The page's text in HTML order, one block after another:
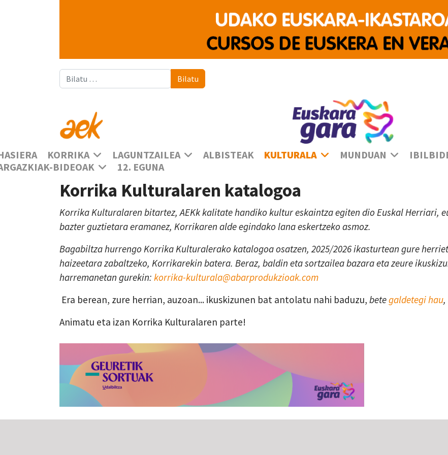
Bilatu Bilatu
KORRIKA LAGUNTZAILEA ALBISTEAK KULTURALA MUNDUAN
BIDEOAK
12. EGUNA
Korrika Kulturalaren katalogoa
Korrika Kulturalaren bitartez, AEKk kalitate handiko kultur eskaintza egiten dio Euskal Herriari,
bazter guztietara eramanez, Korrikaren alde egindako lana eskertzeko asmoz.
Bagabiltza hurrengo Korrika Kulturalerako katalogoa osatzen, 2025/2026 ikasturtean gure
haizeetara zabaltzeko, Korrikarekin batera. Beraz, baldin eta sortzailea bazara eta zeure
harremanetan gurekin: korrika-kulturala@abarprodukzioak.com
Era berean, zure herrian, auzoan... ikuskizunen bat antolatu nahi baduzu, betegaldetegi hau,
Animatu eta izan Korrika Kulturalaren parte!